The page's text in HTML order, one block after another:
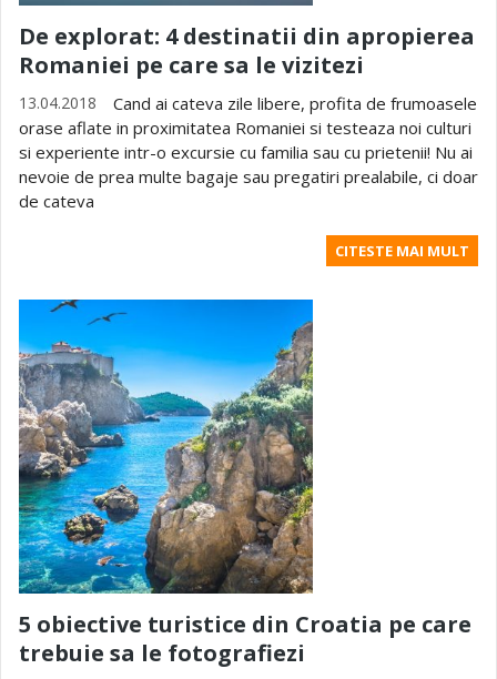
De explorat: 4 destinatii din apropierea
Romaniei pe care sa le vizitezi
13.04.2018
Cand ai cateva zile libere, profita de frumoasele
orase aflate in proximitatea Romaniei si testeaza noi culturi
si experiente intr-o excursie cu familia sau cu prietenii! Nu ai
nevoie de prea multe bagaje sau pregatiri prealabile, ci doar
de cateva
CITESTE MAI MULT
5 obiective turistice din Croatia pe care
trebuie sa le fotografiezi